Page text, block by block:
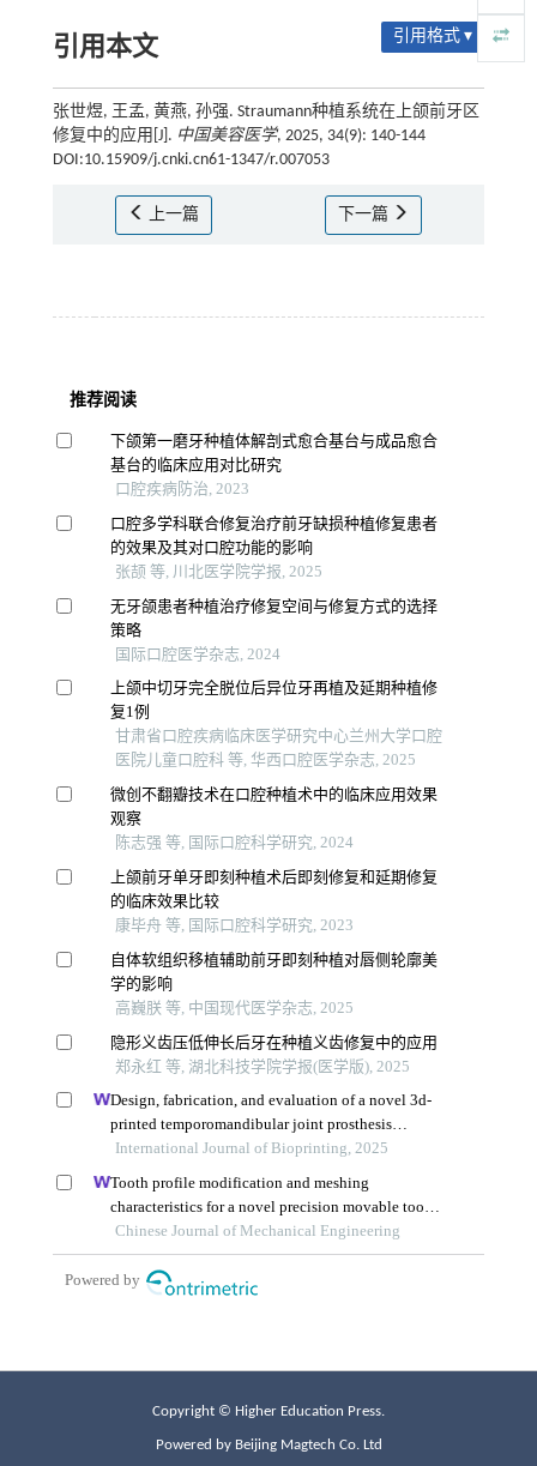
引用本文 引用格式 ▾
张世煜, 王孟, 黄燕, 孙强. Straumann种植系统在上颌前牙区
修复中的应用[J]. 中国美容医学, 2025, 34(9): 140-144
DOI:10.15909/j.cnki.cn61-1347/r.007053
上一篇 下一篇
Copyright © Higher Education Press.
Powered by Beijing Magtech Co. Ltd